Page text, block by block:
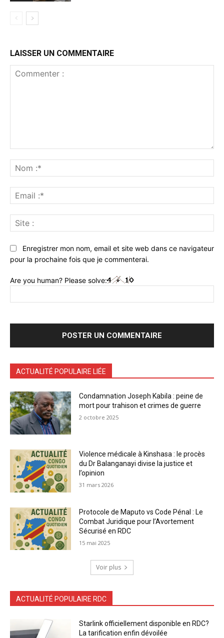
LAISSER UN COMMENTAIRE
:*
:*
:
Enregistrer mon nom, email et site web dans ce navigateur
pour la prochaine fois que je commenterai.
Are you human? Please solve:
ACTUALITÉ POPULAIRE LIÉE
Condamnation Joseph Kabila : peine de
mort pour trahison et crimes de guerre
2 octobre 2025
Violence médicale à Kinshasa : le procès
du Dr Balanganayi divise la justice et
l’opinion
31 mars 2026
Protocole de Maputo vs Code Pénal : Le
Combat Juridique pour l’Avortement
Sécurisé en RDC
15 mai 2025
Voir plus
ACTUALITÉ POPULAIRE RDC
Starlink officiellement disponible en RDC?
La tarification enfin dévoilée